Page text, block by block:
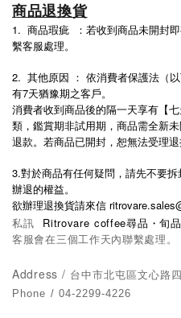
商品退換貨
1. 商品瑕疵 ：若收到商品未開封
繫客服處理。
2. 其他原因 ： 依消費者保護法（
有7天猶豫期之客戶。
消費者收到商品後的隔一天享有【
類，鑑賞期非試用期，商品需全新
退款。 若商品已開封，恕無法受理退
3.對於商品有任何疑問，請先不要
辦退的權益。
欲辦理退換貨請來信
私訊
Ritrovare coffee尋品・旬
客服會在三個工作天內聯繫處理。
Address / 台中市北屯區文心路
Phone / 04-2299-4226